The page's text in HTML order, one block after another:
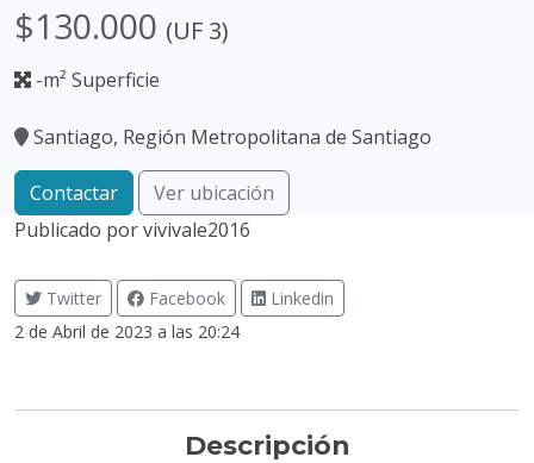
$130.000 (UF 3)
-m² Superficie
Santiago, Región Metropolitana de Santiago
Contactar
Ver ubicación
Publicado porvivivale2016
Twitter Facebook
Linkedin
2 de Abril de 2023 a las 20:24
Descripción